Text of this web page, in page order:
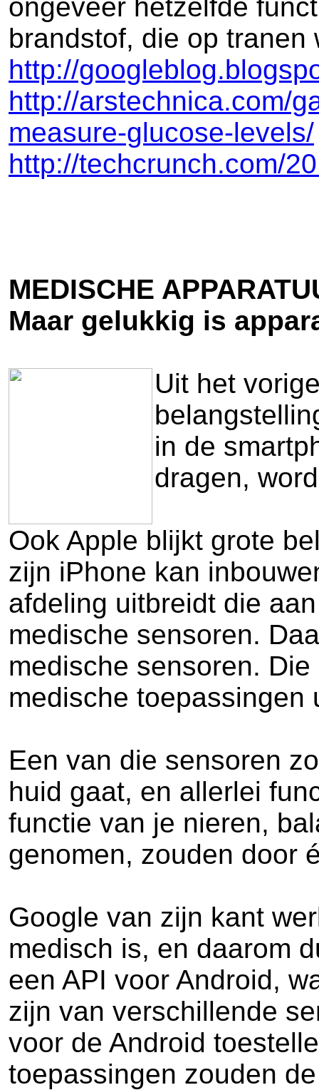
ongeveer hetzelfde
brandstof, die op tranen
http://
http://arstechnica.com/
measure-glucose-levels/
http://techcrunch.com/
MEDISCHE
Maar gelukkig is
Uit het
in de
dragen,
Ook Apple blijkt grote
zijn iPhone kan
afdeling uitbreidt die
medische sensoren.
medische sensoren.
medische toepassingen
Een van die sensoren
huid gaat, en allerlei
functie van je nieren,
genomen, zouden door
Google van zijn kant
medisch is, en daarom
een API voor Android,
zijn van verschillende
voor de Android
toepassingen zouden